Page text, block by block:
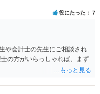
答： お姉さんが申立書の「申
の分け方に対して意見があれ
申立ての理由」のところに、
ささんと話合いが出来ない／
さん・お姉さん間の事情やい
あかささんから見てそれは違
か、など書くとよいです。 そ
ないけど、どのように遺産を
役にたった 7
や会計士の先生にご相談され
の方がいらっしゃれば、まず